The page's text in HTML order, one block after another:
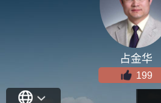
占金华
199